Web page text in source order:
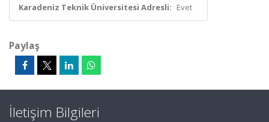
Karadeniz Teknik Üniversitesi Adresli: Evet
Paylaş
İletişim Bilgileri